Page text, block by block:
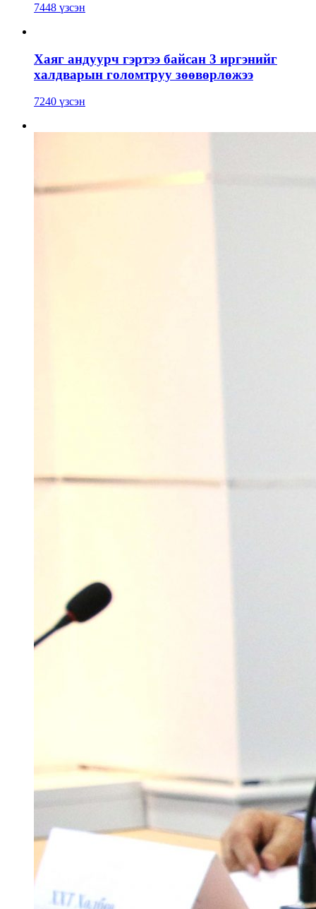
7448 үзсэн
Хаяг андуурч гэртээ байсан 3 иргэнийг
халдварын голомтруу зөөвөрлөжээ
7240 үзсэн